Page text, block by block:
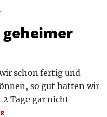
geheimer
schon fertig und
so gut hatten wir
Tage gar nicht